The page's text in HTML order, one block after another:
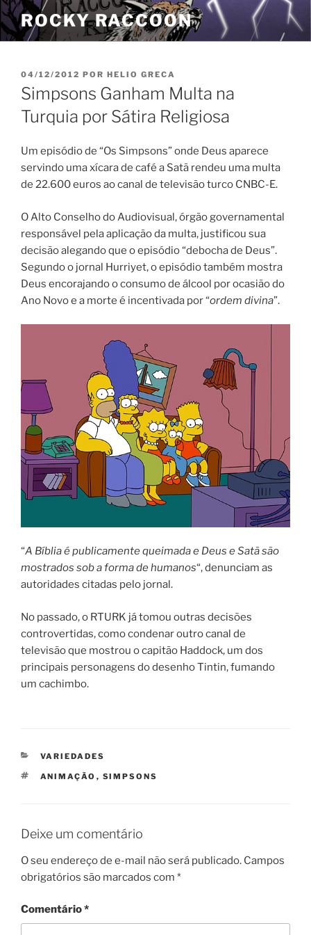
Pular
para
o
ROCKY RACCOON
PUBLICADO
EM
04/12/2012 POR HELIO GRECA
Simpsons Ganham Multa na
Turquia por Sátira Religiosa
Um episódio de “Os Simpsons” onde Deus aparece
servindo uma xícara de café a Satã rendeu uma multa
de 22.600 euros ao canal de televisão turco CNBC-E.
O Alto Conselho do Audiovisual, órgão governamental
responsável pela aplicação da multa, justificou sua
decisão alegando que o episódio “debocha de Deus”.
Segundo o jornal Hurriyet, o episódio também mostra
Deus encorajando o consumo de álcool por ocasião do
Ano Novo e a morte é incentivada por “ordem divina”.
“A Bíblia é publicamente queimada e Deus e Satã são
mostrados sob a forma de humanos“, denunciam as
autoridades citadas pelo jornal.
No passado, o RTURK já tomou outras decisões
controvertidas, como condenar outro canal de
televisão que mostrou o capitão Haddock, um dos
principais personagens do desenho Tintin, fumando
um cachimbo.
CATEGORIAS
VARIEDADES
TAGS
ANIMAÇÃO , SIMPSONS
Deixe um comentário
O seu endereço de e-mail não será publicado. Campos
obrigatórios são marcados com *
Comentário*